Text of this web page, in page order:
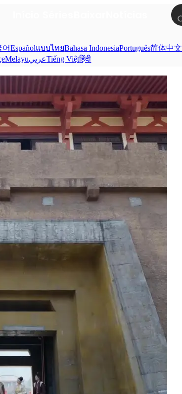
어EspañolแบบไทยBahasa IndonesiaPortuguês简体中文
MelayuعربيTiếng Việtहिंदी